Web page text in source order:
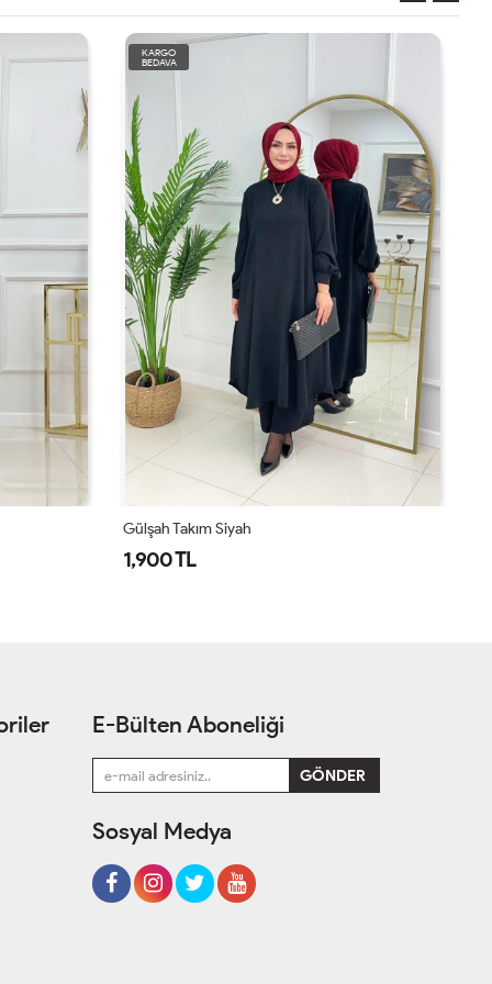
KARGO
BEDAVA
Simge Takım Acı Kahve
1,550 TL
E-Bülten Aboneliği
Sosyal Medya